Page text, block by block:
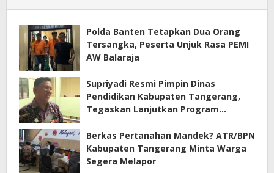
Polda Banten Tetapkan Dua Orang
Tersangka, Peserta Unjuk Rasa PEMI
AW Balaraja
Supriyadi Resmi Pimpin Dinas
Pendidikan Kabupaten Tangerang,
Tegaskan Lanjutkan Program
Berkas Pertanahan Mandek? ATR/BPN
Kabupaten Tangerang Minta Warga
Segera Melapor